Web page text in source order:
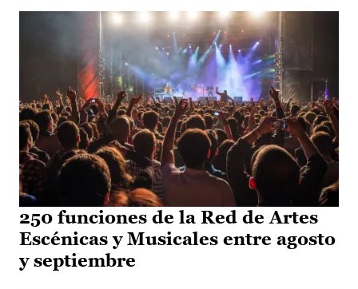
250 funciones de la Red de Artes
Escénicas y Musicales entre agosto
y septiembre